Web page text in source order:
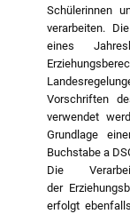
Schülerinnen
verarbeiten.
eines
Vorschriften
verwendet
Grundlage
Buchstabe a
Die
der
erfolgt